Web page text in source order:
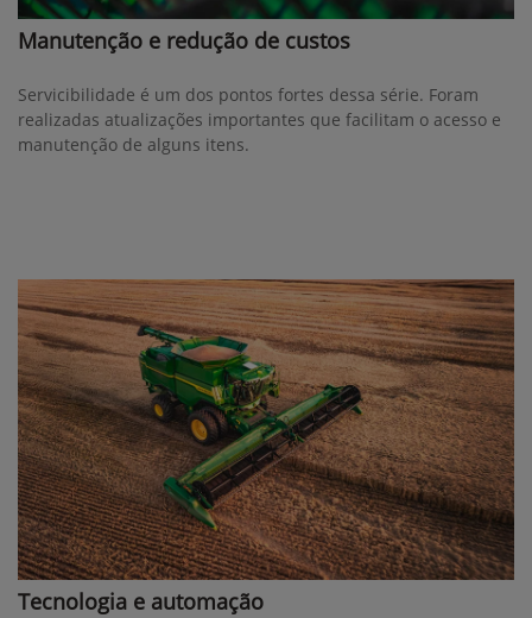
Manutenção e redução de custos
Servicibilidade é um dos pontos fortes dessa série. Foram
realizadas atualizações importantes que facilitam o acesso e
manutenção de alguns itens.
Tecnologia e automação